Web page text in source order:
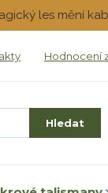
les mění
Hodnocení
Hledat